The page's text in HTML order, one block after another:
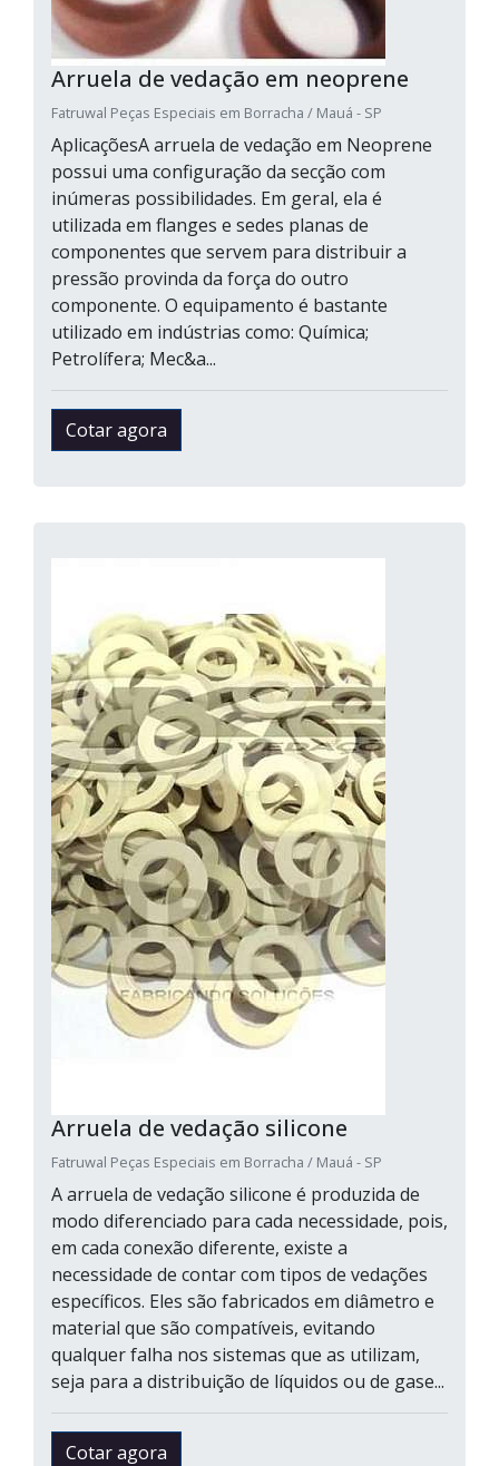
Arruela de vedação em neoprene
Fatruwal Peças Especiais em Borracha / Mauá - SP
AplicaçõesA arruela de vedação em Neoprene
possui uma configuração da secção com
inúmeras possibilidades. Em geral, ela é
utilizada em flanges e sedes planas de
componentes que servem para distribuir a
pressão provinda da força do outro
componente. O equipamento é bastante
utilizado em indústrias como: Química;
Petrolífera; Mec&a...
Cotar agora
Arruela de vedação silicone
Fatruwal Peças Especiais em Borracha / Mauá - SP
A arruela de vedação silicone é produzida de
modo diferenciado para cada necessidade, pois,
em cada conexão diferente, existe a
necessidade de contar com tipos de vedações
específicos. Eles são fabricados em diâmetro e
material que são compatíveis, evitando
qualquer falha nos sistemas que as utilizam,
seja para a distribuição de líquidos ou de gase...
Cotar agora